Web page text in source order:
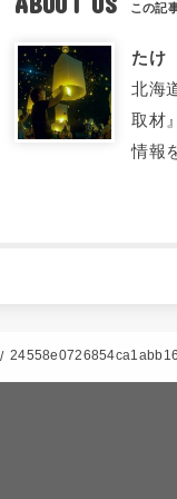
たけ
北海
取材
情報